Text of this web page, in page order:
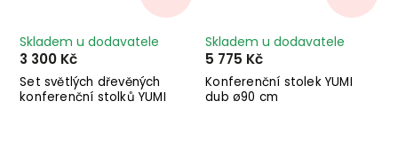
Set světlých dřevěných
konferenční stolků YUMI
Skladem u dodavatele
3 300 Kč
Konferenční stolek YUMI
dub ø90 cm
Skladem u dodavatele
5 775 Kč